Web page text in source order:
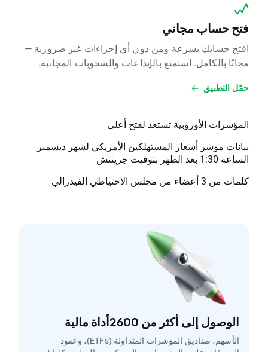
فتح حساب مجاني
افتح حسابك بسرعة ومن دون أي إجراءات غير ضرورية —
مجانًا بالكامل. استمتع بالإيداعات والسحوبات المجانية.
حمّل التطبيق
المؤشرات الأوروبية تستعد لفتح أعلى
بيانات مؤشر أسعار المستهلكين الأمريكي لشهر ديسمبر
الساعة 1:30 بعد الظهر بتوقيت جرينتش
كلمات من 3 أعضاء من مجلس الاحتياطي الفيدرالي
الوصول إلى أكثر من 2600أداة مالية
الأسهم، صناديق المؤشرات المتداولة (ETFs)، وعقود